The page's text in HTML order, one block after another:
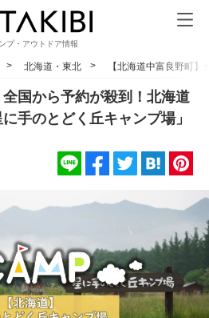
プ・アウトドア情報
北海道・東北 【北海道中富良野町
全国から予約が殺到！北海道
手のとどく丘キャンプ場」